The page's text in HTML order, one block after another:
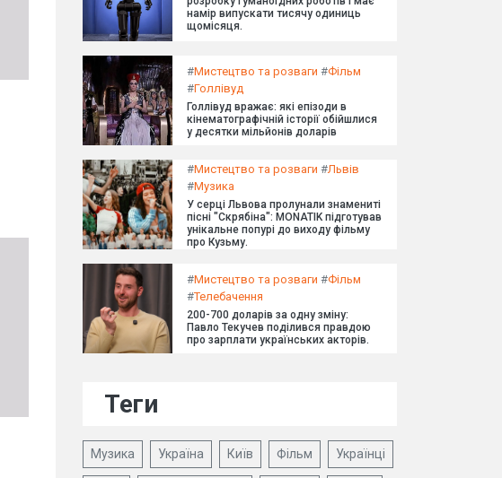
намір випускати тисячу одиниць
щомісяця.
#Мистецтво та розваги #Фільм
#Голлівуд
Голлівуд вражає: які епізоди в
кінематографічній історії обійшлися
у десятки мільйонів доларів
#Мистецтво та розваги #Львів
#Музика
У серці Львова пролунали знамениті
пісні "Скрябіна": MONATIK підготував
унікальне попурі до виходу фільму
про Кузьму.
#Мистецтво та розваги #Фільм
#Телебачення
200-700 доларів за одну зміну:
Павло Текучев поділився правдою
про зарплати українських акторів.
Теги
Музика Україна Київ Фільм Українці